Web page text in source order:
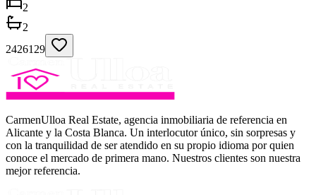
2
2
2426129
CarmenUlloa Real Estate, agencia inmobiliaria de referencia en
Alicante y la Costa Blanca. Un interlocutor único, sin sorpresas y
con la tranquilidad de ser atendido en su propio idioma por quien
conoce el mercado de primera mano. Nuestros clientes son nuestra
mejor referencia.